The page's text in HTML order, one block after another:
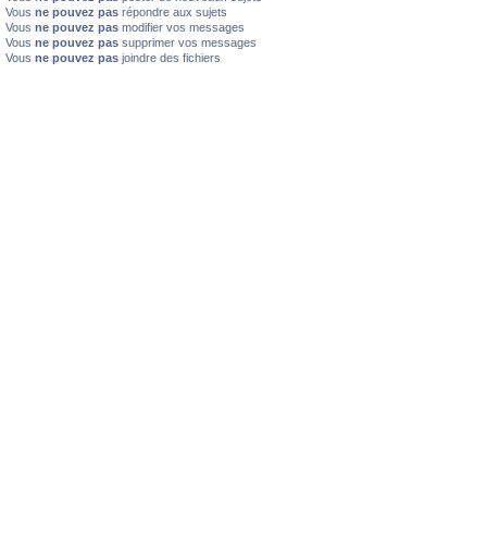
Vous ne pouvez pas répondre aux sujets
Vous ne pouvez pas modifier vos messages
Vous ne pouvez pas supprimer vos messages
Vous ne pouvez pas joindre des fichiers